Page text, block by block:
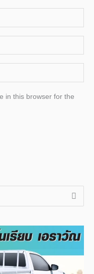
in this browser for the